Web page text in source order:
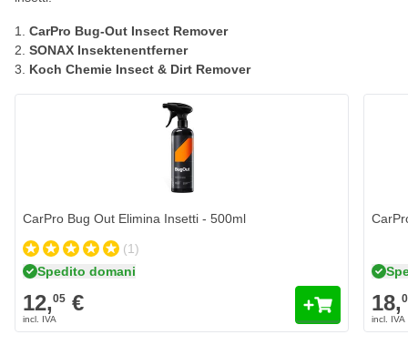
CarPro Bug-Out Insect Remover
SONAX Insektenentferner
Koch Chemie Insect & Dirt Remover
CarPro Bug Out Elimina Insetti - 500ml
(1)
Spedito domani
12,05 € 18,